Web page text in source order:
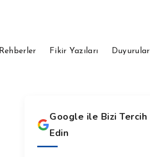
Rehberler Fikir Yazıları Duyurular
Google ile Bizi Tercih
Edin